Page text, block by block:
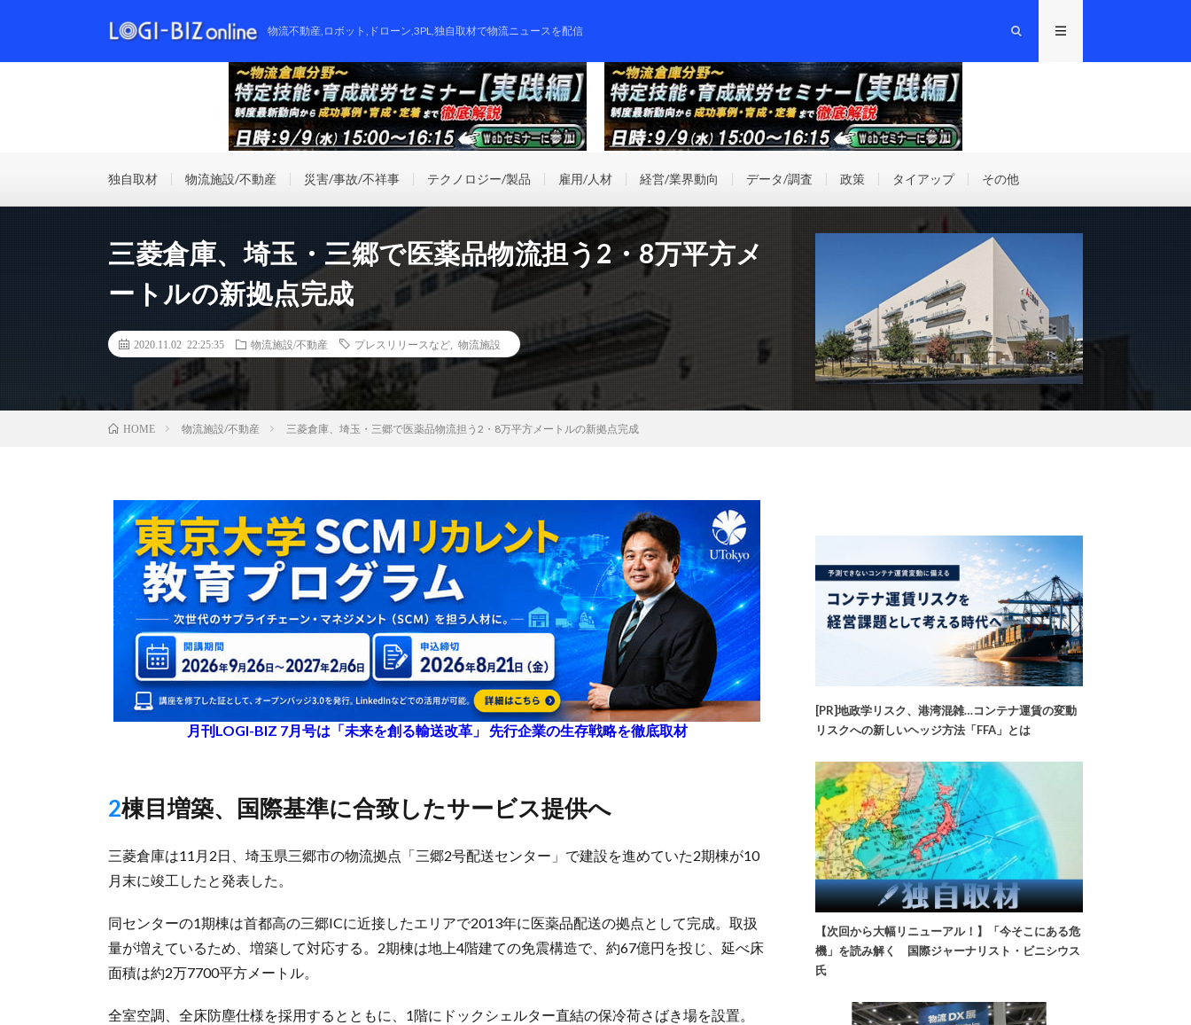
物流不動産,ロボット,ドローン,3PL,独自取材で物流ニュースを配信
独自取材 物流施設/不動産 災害/事故/不祥事 テクノロジー/製品 雇用/人材 経営/業界動向 データ/調査 政策 タイアップ その他
三菱倉庫、埼玉・三郷で医薬品物流担う2・8万平方メ
ートルの新拠点完成
2020.11.02 22:25:35 物流施設/不動産 プレスリリースなど 物流施設
HOME 物流施設/不動産 三菱倉庫、埼玉・三郷で医薬品物流担う2・8万平方メートルの新拠点完成
月刊LOGI-BIZ 7月号は「未来を創る輸送改革」 先行企業の生存戦略を徹底取材
2棟目増築、国際基準に合致したサービス提供へ
三菱倉庫は11月2日、埼玉県三郷市の物流拠点「三郷2号配送センター」で建設を進めていた2期棟が10
月末に竣工したと発表した。
同センターの1期棟は首都高の三郷ICに近接したエリアで2013年に医薬品配送の拠点として完成。取扱
量が増えているため、増築して対応する。2期棟は地上4階建ての免震構造で、約67億円を投じ、延べ床
面積は約2万7700平方メートル。
全室空調、全床防塵仕様を採用するとともに、1階にドックシェルター直結の保冷荷さばき場を設置。
[PR]地政学リスク、港湾混雑…コンテナ運賃の変動
リスクへの新しいヘッジ方法「FFA」とは
【次回から大幅リニューアル！】「今そこにある危
機」を読み解く 国際ジャーナリスト・ビニシウス
氏